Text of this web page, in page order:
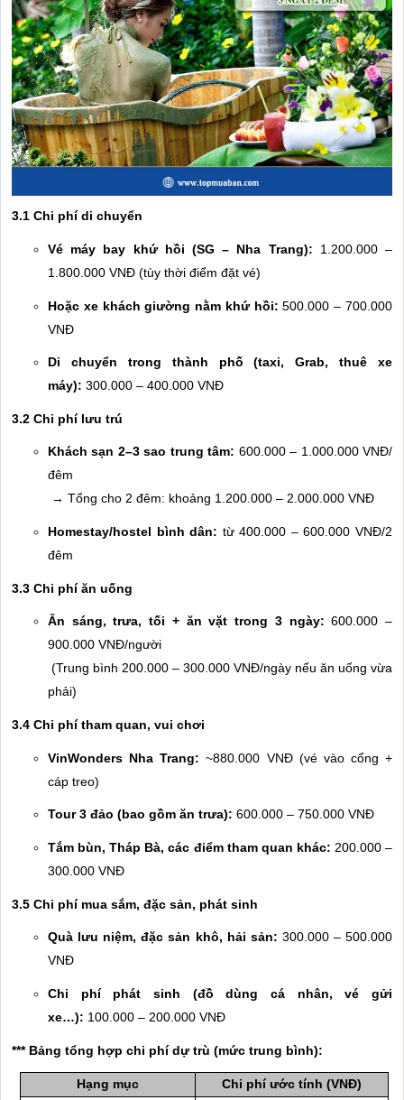
3.1 Chi phí di chuyển
Vé máy bay khứ hồi (SG – Nha Trang): 1.200.000 –
1.800.000 VNĐ (tùy thời điểm đặt vé)
Hoặc xe khách giường nằm khứ hồi: 500.000 – 700.000
VNĐ
Di chuyển trong thành phố (taxi, Grab, thuê xe
máy): 300.000 – 400.000 VNĐ
3.2 Chi phí lưu trú
Khách sạn 2–3 sao trung tâm: 600.000 – 1.000.000 VNĐ/
đêm
→ Tổng cho 2 đêm: khoảng 1.200.000 – 2.000.000 VNĐ
Homestay/hostel bình dân: từ 400.000 – 600.000 VNĐ/2
đêm
3.3 Chi phí ăn uống
Ăn sáng, trưa, tối + ăn vặt trong 3 ngày: 600.000 –
900.000 VNĐ/người
(Trung bình 200.000 – 300.000 VNĐ/ngày nếu ăn uống vừa
phải)
3.4 Chi phí tham quan, vui chơi
VinWonders Nha Trang: ~880.000 VNĐ (vé vào cổng +
cáp treo)
Tour 3 đảo (bao gồm ăn trưa): 600.000 – 750.000 VNĐ
Tắm bùn, Tháp Bà, các điểm tham quan khác: 200.000 –
300.000 VNĐ
3.5 Chi phí mua sắm, đặc sản, phát sinh
Quà lưu niệm, đặc sản khô, hải sản: 300.000 – 500.000
VNĐ
Chi phí phát sinh (đồ dùng cá nhân, vé gửi
xe…): 100.000 – 200.000 VNĐ
*** Bảng tổng hợp chi phí dự trù (mức trung bình):
Hạng mục
Chi phí ước tính (VNĐ)